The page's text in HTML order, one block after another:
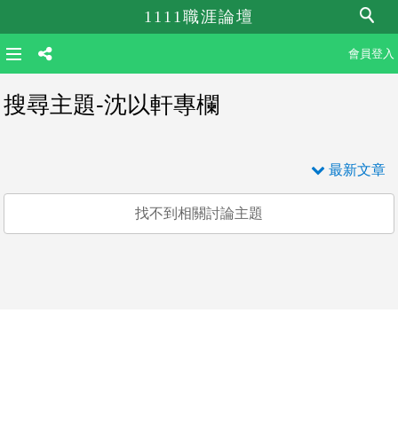
1111職涯論壇
會員登入
搜尋主題-沈以軒專欄
最新文章
找不到相關討論主題